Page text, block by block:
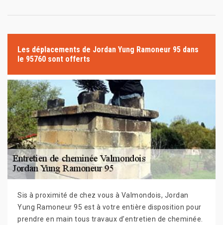
Les déplacements de Jordan Yung Ramoneur 95 dans
le 95760 sont offerts
Sis à proximité de chez vous à Valmondois, Jordan
Yung Ramoneur 95 est à votre entière disposition pour
prendre en main tous travaux d’entretien de cheminée.